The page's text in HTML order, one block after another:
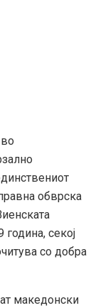
обврска
секој
со добра
македонски